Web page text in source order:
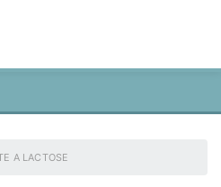
A LACTOSE